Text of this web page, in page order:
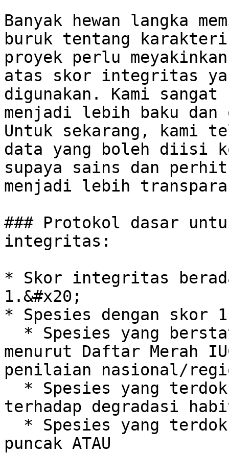
Banyak hewan langka
buruk tentang
proyek perlu
atas skor integritas
digunakan. Kami
menjadi lebih baku dan
Untuk sekarang, kami
data yang boleh diisi
supaya sains dan
menjadi lebih
### Protokol dasar
integritas:
* Skor integritas
1.&#x20;
* Spesies dengan skor
menurut Daftar Merah
penilaian nasional/
terhadap degradasi
puncak ATAU